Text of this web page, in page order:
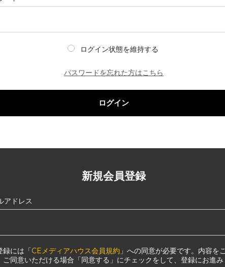
ログイン状態を維持する
パスワードを忘れた方はこちら
ログイン
新規会員登録
アドレス
録には「CEメディアハウス会員規約 」への同意が必要です。内容を
ご同意いただける場合「同意する」にチェックをして、登録にお進み